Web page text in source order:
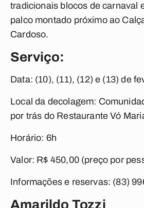
tradicionais blocos de carnaval
palco montado próximo ao
Cardoso.
Serviço:
Data: (10), (11), (12) e (13) de
Local da decolagem:
por trás do Restaurante Vó
Horário: 6h
Valor: R$ 450,00 (preço por
Informações e reservas: (83)
Amarildo Tozzi